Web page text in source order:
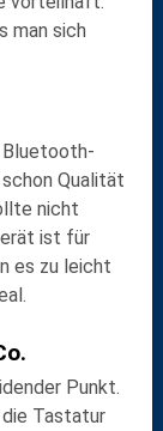
man sich
Bluetooth-
Qualität
nicht
ist für
es zu leicht
Punkt.
Tastatur